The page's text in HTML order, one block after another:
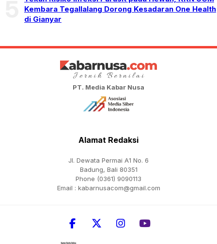
Kembara Tegallalang Dorong Kesadaran One Health
di Gianyar
PT. Media Kabar Nusa
Alamat Redaksi
Jl. Dewata Permai A1 No. 6
Badung, Bali 80351
Phone (0361) 9090113
Email : kabarnusacom@gmail.com